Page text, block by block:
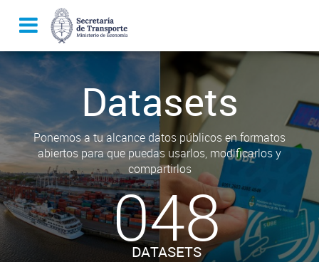
Datasets
Ponemos a tu alcance datos públicos en formatos
abiertos para que puedas usarlos, modificarlos y
compartirlos
048
DATASETS